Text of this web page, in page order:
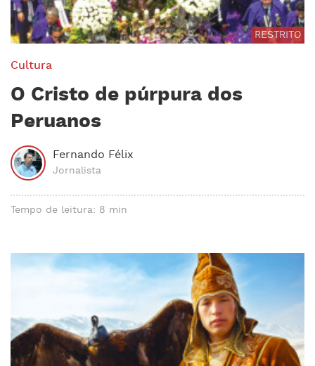
RESTRITO
Cultura
O Cristo de púrpura dos
Peruanos
Fernando Félix
Jornalista
Tempo de leitura: 8 min